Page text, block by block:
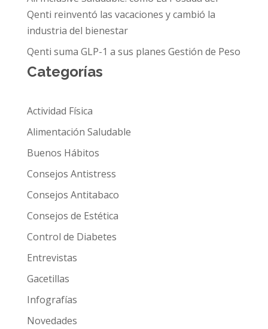
Qenti reinventó las vacaciones y cambió la
industria del bienestar
Qenti suma GLP-1 a sus planes Gestión de Peso
Categorías
Actividad Física
Alimentación Saludable
Buenos Hábitos
Consejos Antistress
Consejos Antitabaco
Consejos de Estética
Control de Diabetes
Entrevistas
Gacetillas
Infografías
Novedades